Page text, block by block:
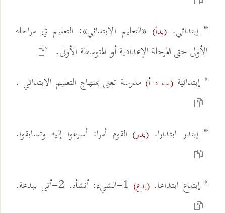
* إبتدائي.(بدأ) «التعليم الابتدائي»: التعليم في مراحله
الأولى حتى المرحلة الإعدادية أو المتوسطة الأولى.
* إبتدائية(ب د أ) مدرسة تعنى بمنهاج التعليم الابتدائي .
* إبتدر ابتدارا. (بدر) القوم أمرا: أسرعوا إليه وتسابقوا.
* إبتدع ابتداعا.(بدع)